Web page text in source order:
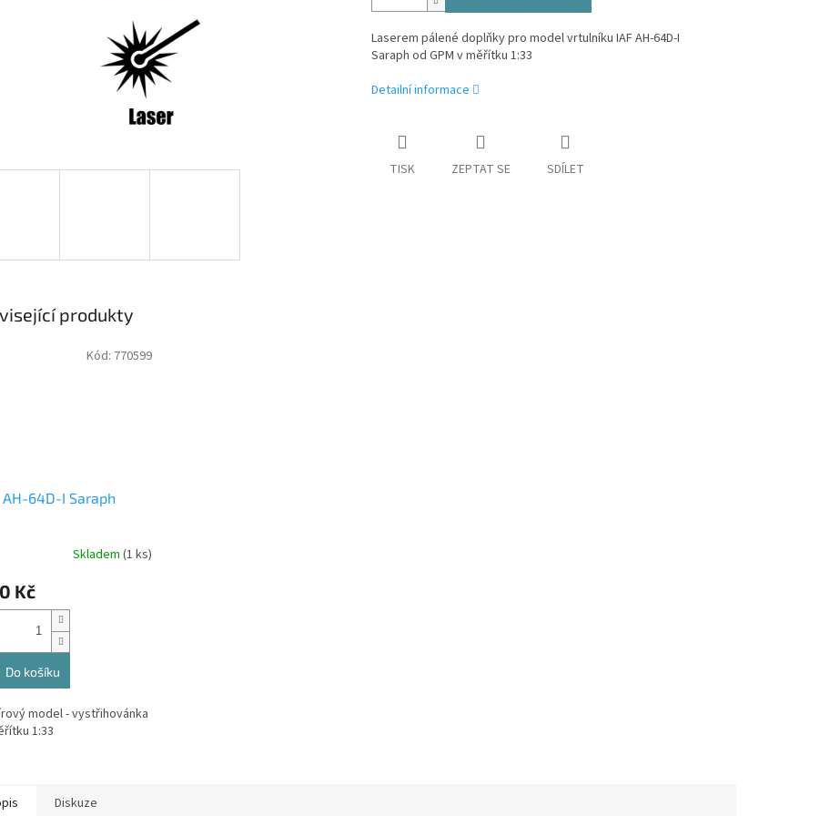
Laserem pálené doplňky pro model vrtulníku IAF AH-64D-I
Saraph od GPM v měřítku 1:33
Detailní informace
TISK ZEPTAT SE SDÍLET
produkty
AH-64D-I Saraph
Skladem (1 ks)
Kč
Do košíku
model - vystřihovánka
1:33
Kód: 770599
Diskuze